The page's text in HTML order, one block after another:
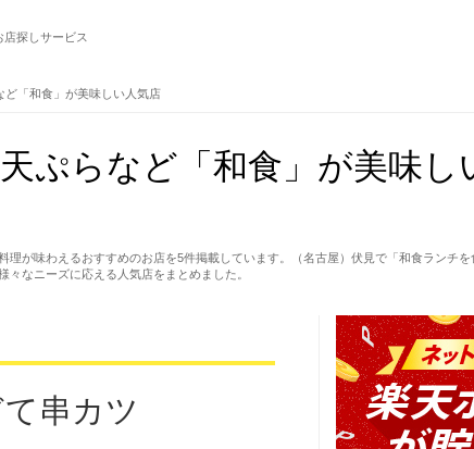
探しサービス
ど「和食」が美味しい人気店
ぷらなど「和食」が美味し
が味わえるおすすめのお店を5件掲載しています。（名古屋）伏見で「和食ランチを
々なニーズに応える人気店をまとめました。
串カツ